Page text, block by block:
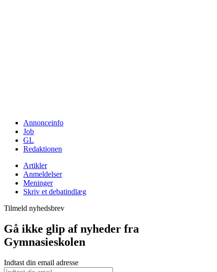
Annonceinfo
Job
GL
Redaktionen
Artikler
Anmeldelser
Meninger
Skriv et debatindlæg
Tilmeld nyhedsbrev
Gå ikke glip af nyheder fra
Gymnasieskolen
Indtast din email adresse